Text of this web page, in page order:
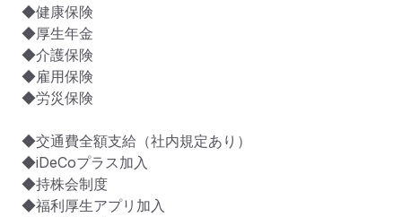
◆健康保険
◆厚生年金
◆介護保険
◆雇用保険
◆労災保険
◆交通費全額支給（社内規定あり）
◆iDeCoプラス加入
◆持株会制度
◆福利厚生アプリ加入